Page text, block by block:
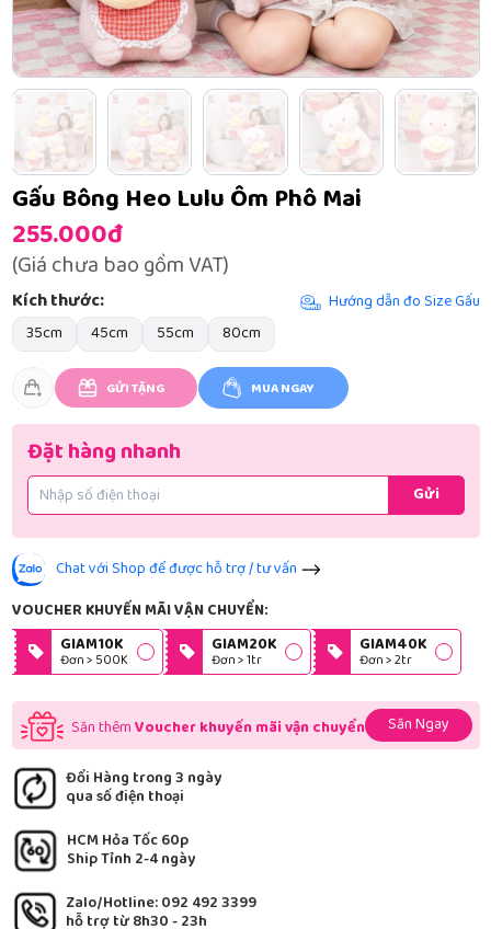
Gấu Bông Heo Lulu Ôm Phô Mai
255.000đ
(Giá chưa bao gồm VAT)
Kích thước:
Hướng dẫn đo Size Gấu
35cm
45cm 55cm 80cm
GỬI TẶNG MUA NGAY
Đặt hàng nhanh
Gửi
Chat với Shop để được hỗ trợ / tư vấn
VOUCHER KHUYẾN MÃI VẬN CHUYỂN:
GIAM10K
Đơn > 500K
GIAM20K
Đơn > 1tr
GIAM40K
Đơn > 2tr
Săn thêmVoucher khuyến mãi vận chuyển Săn Ngay
Đổi Hàng trong 3 ngày
qua số điện thoại
HCM Hỏa Tốc 60p
Ship Tỉnh 2-4 ngày
Zalo/Hotline: 092 492 3399
hỗ trợ từ 8h30 - 23h